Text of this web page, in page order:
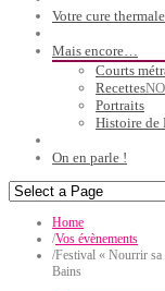
Votre cure thermale
Mais encore…
Courts
Recettes
Portraits
Histoire de
On en parle !
Home
/Vos évènements
/Festival « Nourrir sa
Bains